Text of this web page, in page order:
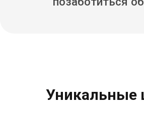
Уникальные